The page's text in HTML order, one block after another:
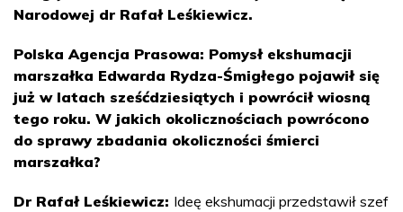
Narodowej dr Rafał Leśkiewicz.
Polska Agencja Prasowa: Pomysł ekshumacji
marszałka Edwarda Rydza-Śmigłego pojawił się
już w latach sześćdziesiątych i powrócił wiosną
tego roku. W jakich okolicznościach powrócono
do sprawy zbadania okoliczności śmierci
marszałka?
Dr Rafał Leśkiewicz: Ideę ekshumacji przedstawił szef